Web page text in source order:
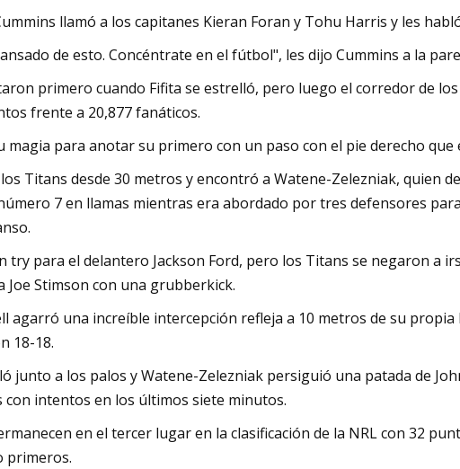
llamó a los capitanes Kieran Foran y Tohu Harris y les
de esto. Concéntrate en el fútbol", les dijo Cummins a la
primero cuando Fifita se estrelló, pero luego el corredor de
frente a 20,877 fanáticos.
magia para anotar su primero con un paso con el pie derecho que
Titans desde 30 metros y encontró a Watene-Zelezniak, quien
7 en llamas mientras era abordado por tres defensores
try para el delantero Jackson Ford, pero los Titans se negaron a
Joe Stimson con una grubberkick.
agarró una increíble intercepción refleja a 10 metros de su
18-18.
junto a los palos y Watene-Zelezniak persiguió una patada de
con intentos en los últimos siete minutos.
en el tercer lugar en la clasificación de la NRL con 32
primeros.